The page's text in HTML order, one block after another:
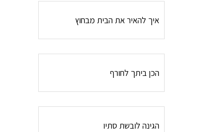
איך להאיר את הבית מבחוץ
הכן ביתך לחורף
הגינה לובשת סתיו